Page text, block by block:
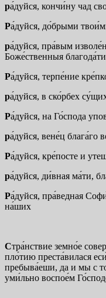
ра́дуйся, кончи́ну чад
Ра́дуйся, до́брыми
ра́дуйся, пра́вым
Боже́ственныя
Ра́дуйся, терпе́ние
ра́дуйся, в ско́рбех
Ра́дуйся, на Го́спода
ра́дуйся, вене́ц блага́го
Ра́дуйся, кре́посте и
ра́дуйся, ди́вная ма́ти,
Ра́дуйся, пра́ведная
на́ших
Стра́нствие земно́е
пло́тию преста́вилася
пребыва́еши, да и мы с
уми́льно воспое́м